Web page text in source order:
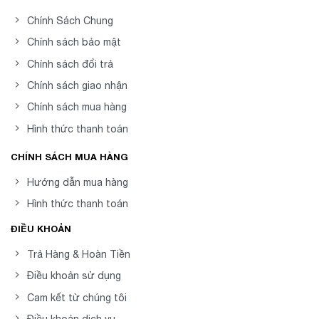
chuyên cung cấp vật liệu kinh doanh hoặc các công
ty in ấn uy tín như:
In Kỹ Thuật Số
cấp tem nhãn theo yêu cầu.
Công ty in ấn Phước Long
cậy với nhiều năm kinh nghiệm trong
ngành in ấn.
Tem Nhãn Minh Châu
Bạn nên tham khảo ý kiến từ nhiều nguồn, kiểm tra
chất lượng sản phẩm và dịch vụ trước khi quyết
định mua hàng.
Chính Sách Chung
Chính sách bảo mật
Chính sách đổi trả
Chính sách giao nhận
Chính sách mua hàng
Hình thức thanh toán
CHÍNH SÁCH MUA HÀNG
Hướng dẫn mua hàng
Hình thức thanh toán
ĐIỀU KHOẢN
Trả Hàng & Hoàn Tiền
Điều khoản sử dụng
Cam kết từ chúng tôi